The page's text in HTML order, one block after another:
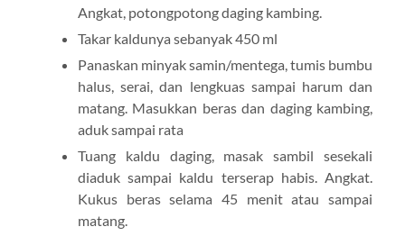
Angkat, potongpotong daging kambing.
Takar kaldunya sebanyak 450 ml
Panaskan minyak samin/mentega, tumis bumbu
halus, serai, dan lengkuas sampai harum dan
matang. Masukkan beras dan daging kambing,
aduk sampai rata
Tuang kaldu daging, masak sambil sesekali
diaduk sampai kaldu terserap habis. Angkat.
Kukus beras selama 45 menit atau sampai
matang.